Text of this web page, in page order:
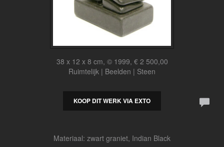
38 x 12 x 8 cm, © 1999, € 2 500,00
Ruimtelijk | Beelden | Steen
KOOP DIT WERK VIA EXTO
Materiaal: zwart graniet, Indian Black